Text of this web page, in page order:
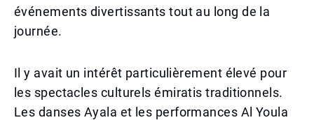
événements divertissants tout au long de la
journée.
Il y avait un intérêt particulièrement élevé pour
les spectacles culturels émiratis traditionnels.
Les danses Ayala et les performances Al Youla